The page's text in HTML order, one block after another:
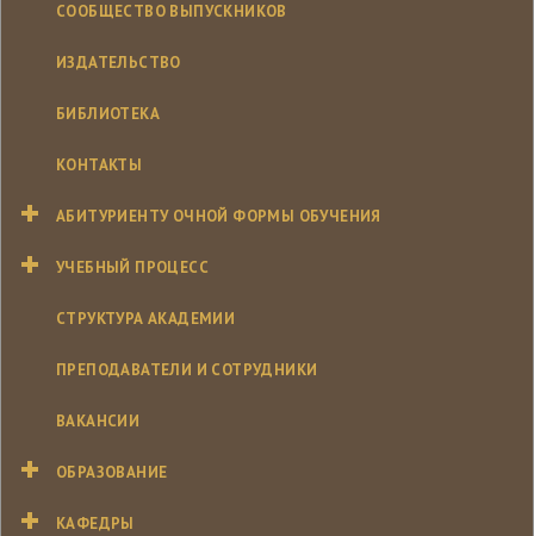
СООБЩЕСТВО ВЫПУСКНИКОВ
ИЗДАТЕЛЬСТВО
БИБЛИОТЕКА
КОНТАКТЫ
АБИТУРИЕНТУ ОЧНОЙ ФОРМЫ ОБУЧЕНИЯ
УЧЕБНЫЙ ПРОЦЕСС
СТРУКТУРА АКАДЕМИИ
ПРЕПОДАВАТЕЛИ И СОТРУДНИКИ
ВАКАНСИИ
ОБРАЗОВАНИЕ
КАФЕДРЫ